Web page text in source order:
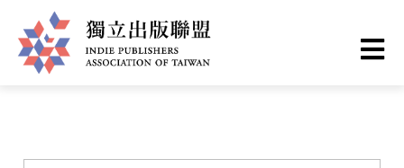
至
主
立
您
首頁 ❯ 書籍一覽